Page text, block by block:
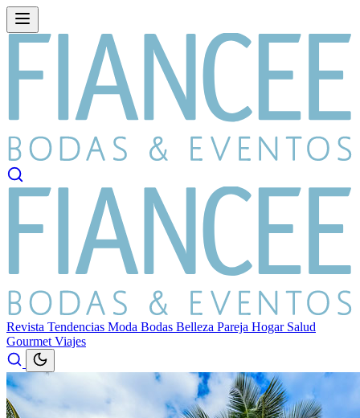
Revista Tendencias Moda Bodas Belleza Pareja Hogar Salud
Gourmet Viajes